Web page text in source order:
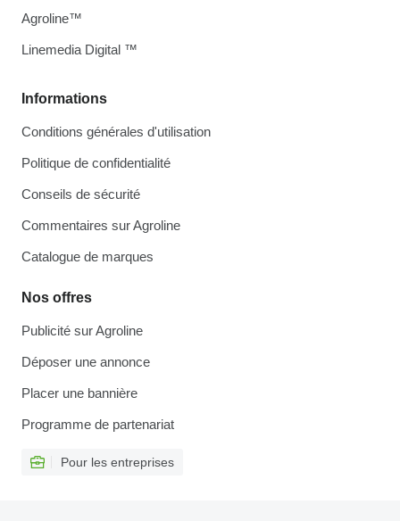
Informations
Conditions générales d'utilisation
Politique de confidentialité
Conseils de sécurité
Commentaires sur Agroline
Catalogue de marques
Nos offres
Publicité sur Agroline
Déposer une annonce
Placer une bannière
Programme de partenariat
Pour les entreprises
Agroline™
Linemedia Digital ™